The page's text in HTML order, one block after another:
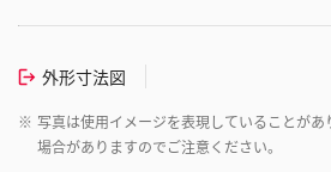
外形寸法図
※ 写真は使用イメージを表現していることが
場合がありますのでご注意ください。